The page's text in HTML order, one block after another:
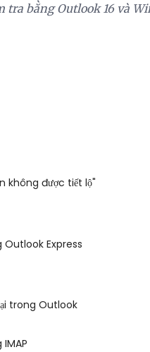
bằng Outlook 16 và
không được tiết lộ"
Express
trong Outlook